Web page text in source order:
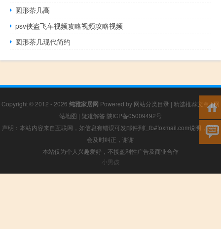
圆形茶几高
psv侠盗飞车视频攻略视频攻略视频
圆形茶几现代简约
Copyright © 2012 - 2026 纯雅家居网 Powered by 网站分类目录 | 精选推荐文章|网
站地图 | 疑难解答 陕ICP备05009492号
声明：本站内容来自互联网，如信息有错误可发邮件到f_fb#foxmail.com说明，我们
会及时纠正，谢谢
本站仅为个人兴趣爱好，不接盈利性广告及商业合作
小男孩